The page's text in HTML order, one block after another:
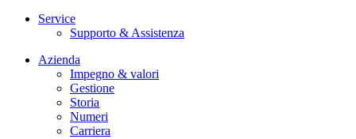
Service
Supporto & Assistenza
Azienda
Impegno & valori
Gestione
Storia
Numeri
Carriera